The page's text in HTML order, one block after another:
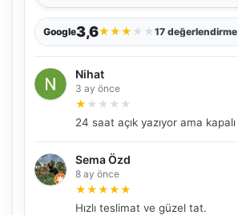
Google3,6★★★ ★ ★ 17 değerlendirme
Nihat
3 ay önce
★ ★ ★ ★ ★
24 saat açık yazıyor ama kapalı
Sema Özd
8 ay önce
★★★★★
Hızlı teslimat ve güzel tat.